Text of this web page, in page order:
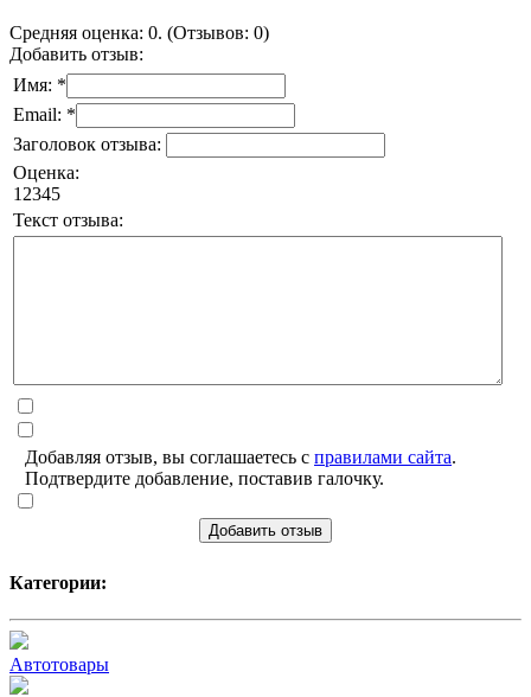
Средняя оценка: 0. (Отзывов: 0)
Добавить отзыв:
Имя: *
Email: *
Заголовок отзыва:
Оценка:
1 2345
Текст отзыва:
Добавляя отзыв, вы соглашаетесь с правилами сайта.
Подтвердите добавление, поставив галочку.
Добавить отзыв
Категории:
Автотовары